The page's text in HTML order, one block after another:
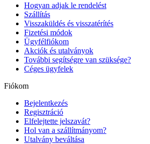
Hogyan adjak le rendelést
Szállítás
Visszaküldés és visszatérítés
Fizetési módok
Ügyfélfiókom
Akciók és utalványok
További segítségre van szüksége?
Céges ügyfelek
Fiókom
Bejelentkezés
Regisztráció
Elfelejtette jelszavát?
Hol van a szállítmányom?
Utalvány beváltása